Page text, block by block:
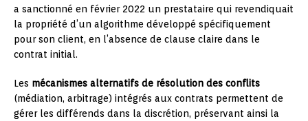
a sanctionné en février 2022 un prestataire qui revendiquait
la propriété d’un algorithme développé spécifiquement
pour son client, en l’absence de clause claire dans le
contrat initial.
Les mécanismes alternatifs de résolution des conflits
(médiation, arbitrage) intégrés aux contrats permettent de
gérer les différends dans la discrétion, préservant ainsi la